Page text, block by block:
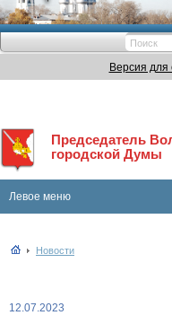
Версия для
Председатель
городской Думы
Левое меню
Новости
12.07.2023